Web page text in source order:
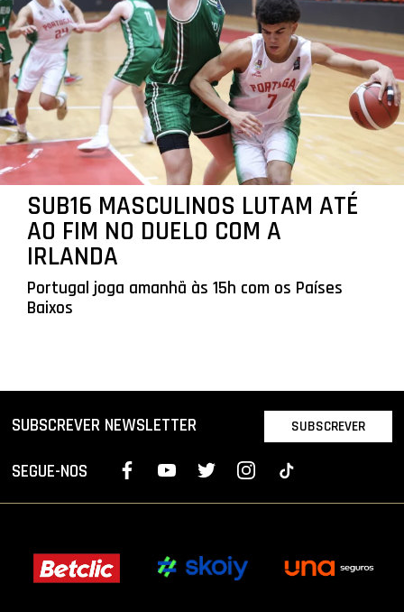
SUB16 MASCULINOS LUTAM ATÉ
AO FIM NO DUELO COM A
IRLANDA
Portugal joga amanhã às 15h com os Países
Baixos
SUBSCREVER NEWSLETTER SUBSCREVER
SEGUE-NOS